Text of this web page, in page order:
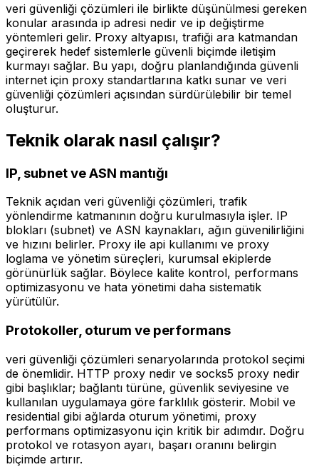
veri güvenliği çözümleri ile birlikte düşünülmesi gereken
konular arasında ip adresi nedir ve ip değiştirme
yöntemleri gelir. Proxy altyapısı, trafiği ara katmandan
geçirerek hedef sistemlerle güvenli biçimde iletişim
kurmayı sağlar. Bu yapı, doğru planlandığında güvenli
internet için proxy standartlarına katkı sunar ve veri
güvenliği çözümleri açısından sürdürülebilir bir temel
oluşturur.
Teknik olarak nasıl çalışır?
IP, subnet ve ASN mantığı
Teknik açıdan veri güvenliği çözümleri, trafik
yönlendirme katmanının doğru kurulmasıyla işler. IP
blokları (subnet) ve ASN kaynakları, ağın güvenilirliğini
ve hızını belirler. Proxy ile api kullanımı ve proxy
loglama ve yönetim süreçleri, kurumsal ekiplerde
görünürlük sağlar. Böylece kalite kontrol, performans
optimizasyonu ve hata yönetimi daha sistematik
yürütülür.
Protokoller, oturum ve performans
veri güvenliği çözümleri senaryolarında protokol seçimi
de önemlidir. HTTP proxy nedir ve socks5 proxy nedir
gibi başlıklar; bağlantı türüne, güvenlik seviyesine ve
kullanılan uygulamaya göre farklılık gösterir. Mobil ve
residential gibi ağlarda oturum yönetimi, proxy
performans optimizasyonu için kritik bir adımdır. Doğru
protokol ve rotasyon ayarı, başarı oranını belirgin
biçimde artırır.